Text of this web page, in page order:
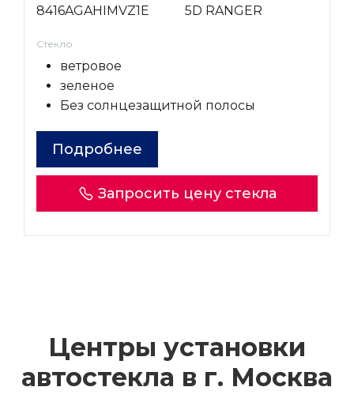
8416AGAHIMVZ1E 5D RANGER
Стекло
ветровое
зеленое
Без солнцезащитной полосы
Подробнее
Запросить цену стекла
Центры установки
автостекла в г. Москва